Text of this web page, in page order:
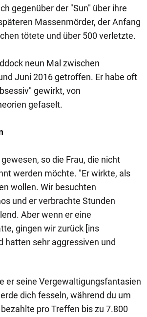
gegenüber der "Sun" über ihre
Massenmörder, der Anfang
tötete und über 500 verletzte.
neun Mal zwischen
Juni 2016 getroffen. Er habe oft
gewirkt, von
gefaselt.
so die Frau, die nicht
werden möchte. "Er wirkte, als
wollen. Wir besuchten
und er verbrachte Stunden
Aber wenn er eine
gingen wir zurück [ins
hatten sehr aggressiven und
er seine Vergewaltigungsfantasien
dich fesseln, während du um
pro Treffen bis zu 7.800